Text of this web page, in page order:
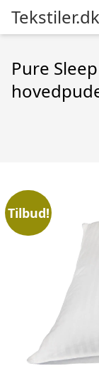
Tekstiler.dk
Pure
Tilbud!